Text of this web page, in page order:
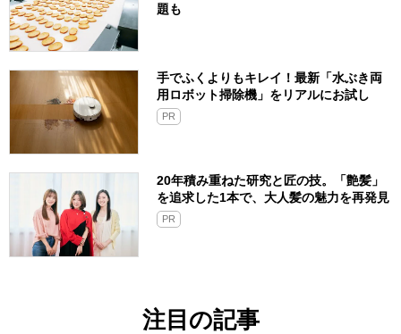
題も
手でふくよりもキレイ！最新「水ぶき両
用ロボット掃除機」をリアルにお試し
PR
20年積み重ねた研究と匠の技。「艶髪」
を追求した1本で、大人髪の魅力を再発見
PR
注目の記事